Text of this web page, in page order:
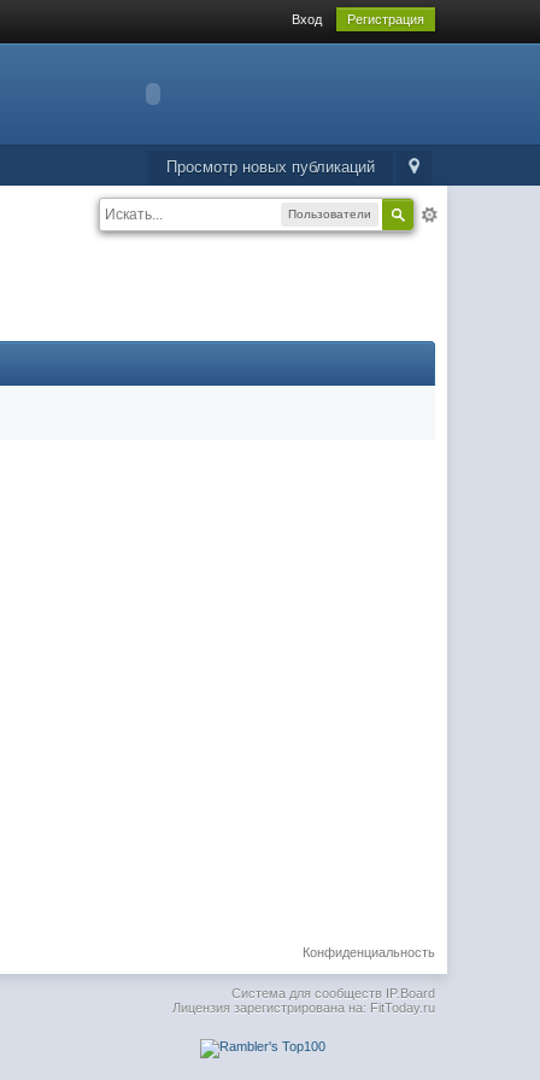
Вход Регистрация
Просмотр новых публикаций
Пользователи
Конфиденциальность
Система для сообществ IP.Board
Лицензия зарегистрирована на: FitToday.ru